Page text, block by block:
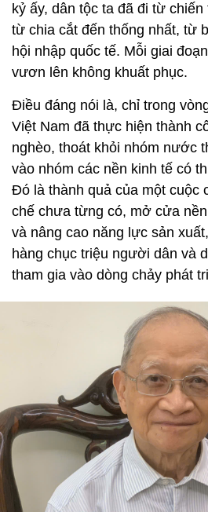
kỷ ấy, dân tộc ta đã đi từ
từ chia cắt đến thống nhất, từ
hội nhập quốc tế. Mỗi giai
vươn lên không khuất phục.
Điều đáng nói là, chỉ trong
Việt Nam đã thực hiện thành
nghèo, thoát khỏi nhóm nước
vào nhóm các nền kinh tế có
Đó là thành quả của một cuộc
chế chưa từng có, mở cửa
và nâng cao năng lực sản
hàng chục triệu người dân và
tham gia vào dòng chảy phát